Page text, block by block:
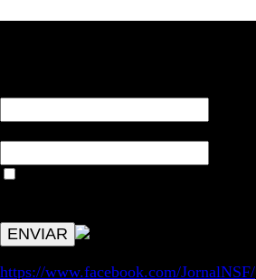
https://www.facebook.com/JornalNSF/